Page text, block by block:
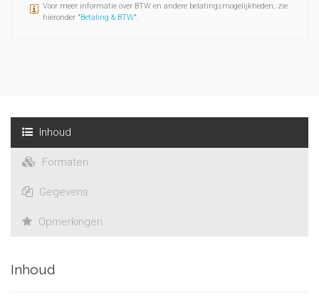
Voor meer informatie over BTW en andere belatingsmogelijkheden, zie
hieronder "Betaling & BTW".
Inhoud
Formaten
Gegevens
Opmerkingen
Inhoud